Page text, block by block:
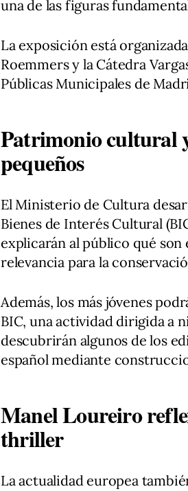
una de las figuras
La exposición está
Roemmers y la Cátedra
Públicas Municipales de
Patrimonio cultural
pequeños
El Ministerio de Cultura
Bienes de Interés Cultural
explicarán al público qué son
relevancia para la
Además, los más jóvenes
BIC, una actividad dirigida a
descubrirán algunos de los
español mediante
Manel Loureiro
thriller
La actualidad europea